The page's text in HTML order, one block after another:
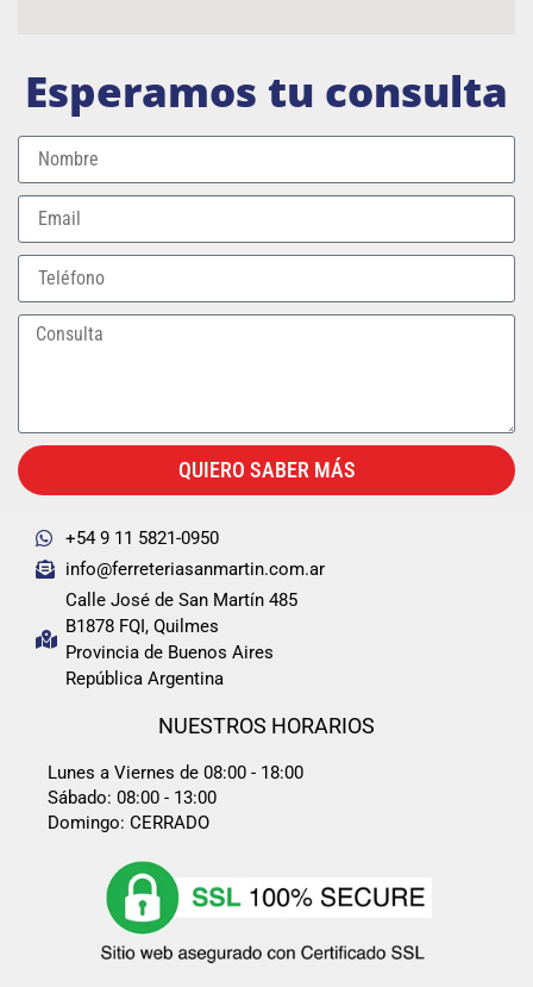
Esperamos tu consulta
QUIERO SABER MÁS
+54 9 11 5821-0950
info@ferreteriasanmartin.com.ar
Calle José de San Martín 485
B1878 FQI, Quilmes
Provincia de Buenos Aires
República Argentina
NUESTROS HORARIOS
Lunes a Viernes de 08:00 - 18:00
Sábado: 08:00 - 13:00
Domingo: CERRADO